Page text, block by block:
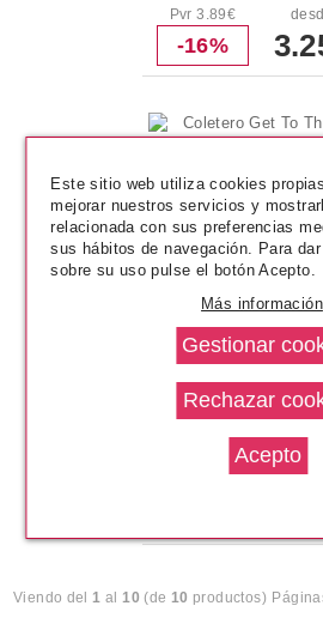
Pvr 3.89€
-16%
SCUNCI
Coletero Get To The
Bow Maker
Viendo del1 al10 (de 10 productos)
Este sitio web utiliza cookies
mejorar nuestros servicios y
relacionada con sus preferencias
sus hábitos de navegación. Para
sobre su uso pulse el botón Acepto.
Más información